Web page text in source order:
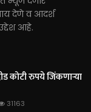
देणे व आदर्श
आहे.
कोटी रुपये जिंकणाऱ्या
31163